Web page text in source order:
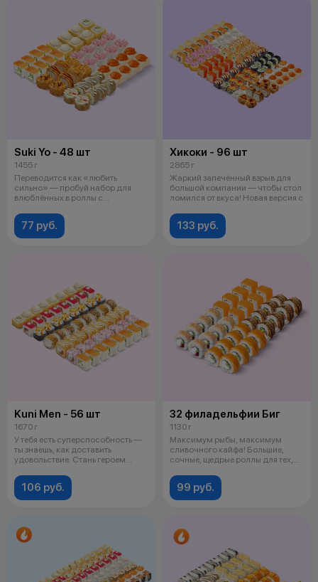
Suki Yo - 48 шт
1455 г
Переводится как «любить
сильно» — пробуй набор для
влюблённых в роллы с
77 руб.
Хикоки - 96 шт
2865 г
Жаркий запечённый взрыв для
большой компании — чтобы стол
ломился от вкуса! Новая версия с
133 руб.
Kuni Men - 56 шт
1670 г
У тебя есть суперспособность —
ты знаешь, как доставить
удовольствие. Стань героем
106 руб.
32 филадельфии Биг
1130 г
Максимум рыбы, максимум
сливочного кайфа! Большие,
сочные, щедрые роллы для тех,
99 руб.